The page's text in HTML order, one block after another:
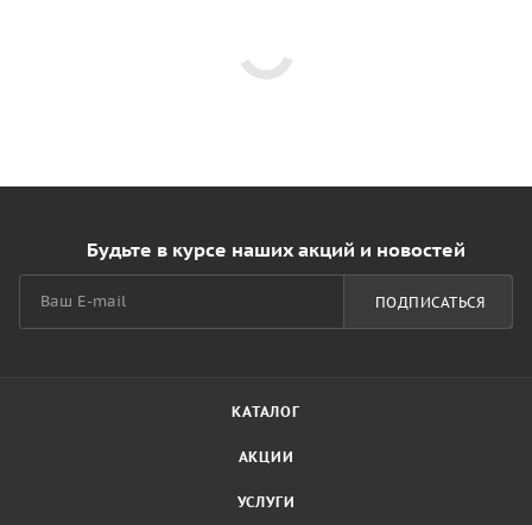
Будьте в курсе наших акций и новостей
ПОДПИСАТЬСЯ
КАТАЛОГ
АКЦИИ
УСЛУГИ